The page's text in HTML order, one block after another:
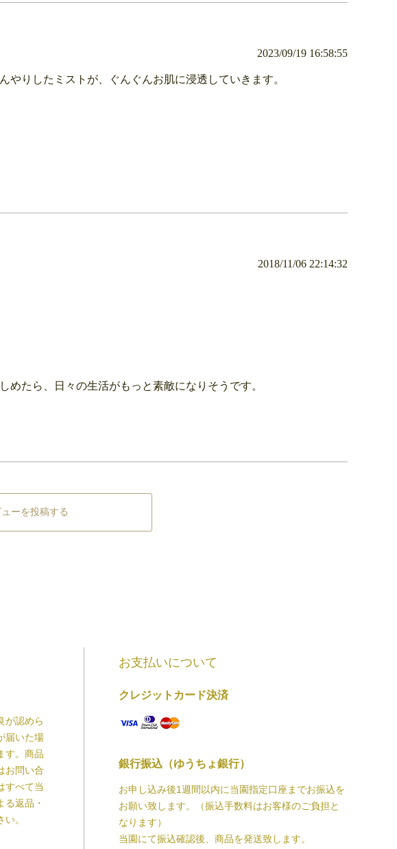
2023/09/19 16:58:55
りしたミストが、ぐんぐんお肌に浸透していきます。
2018/11/06 22:14:32
たら、日々の生活がもっと素敵になりそうです。
ューを投稿する
が認めら
届いた場
す。商品
お問い合
すべて当
る返品・
。
お支払いについて
クレジットカード決済
銀行振込（ゆうちょ銀行）
お申し込み後1週間以内に当園指定口座までお振込を
お願い致します。（振込手数料はお客様のご負担と
なります）
当園にて振込確認後、商品を発送致します。